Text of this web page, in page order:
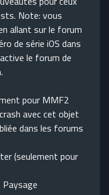
Note: vous
allant sur le forum
de série iOS dans
le forum de
pour MMF2
avec cet objet
dans les forums
(seulement pour